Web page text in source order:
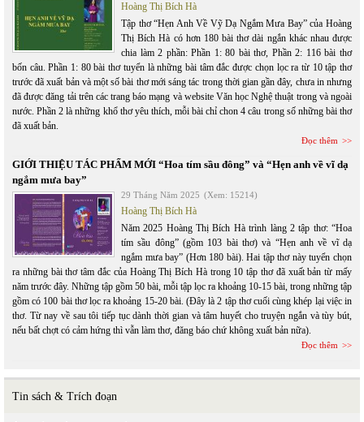
Hoàng Thị Bích Hà
Tập thơ “Hẹn Anh Về Vỹ Dạ Ngắm Mưa Bay” của Hoàng
Thị Bích Hà có hơn 180 bài thơ dài ngắn khác nhau được
chia làm 2 phần: Phần 1: 80 bài thơ, Phần 2: 116 bài thơ
bốn câu. Phần 1: 80 bài thơ tuyển là những bài tâm đắc được chọn lọc ra từ 10 tập thơ
trước đã xuất bản và một số bài thơ mới sáng tác trong thời gian gần đây, chưa in nhưng
đã được đăng tải trên các trang báo mạng và website Văn học Nghệ thuật trong và ngoài
nước. Phần 2 là những khổ thơ yêu thích, mỗi bài chỉ chon 4 câu trong số những bài thơ
đã xuất bản.
Đọc thêm
GIỚI THIỆU TÁC PHẨM MỚI “Hoa tím sầu đông” và “Hẹn anh về vĩ dạ
ngắm mưa bay”
29 Tháng Năm 2025 (Xem: 15214)
Hoàng Thị Bích Hà
Năm 2025 Hoàng Thị Bích Hà trình làng 2 tập thơ: “Hoa
tím sầu đông” (gồm 103 bài thơ) và “Hẹn anh về vĩ dạ
ngắm mưa bay” (Hơn 180 bài). Hai tập thơ này tuyển chọn
ra những bài thơ tâm đắc của Hoàng Thị Bích Hà trong 10 tập thơ đã xuất bản từ mấy
năm trước đây. Những tập gồm 50 bài, mỗi tập lọc ra khoảng 10-15 bài, trong những tập
gồm có 100 bài thơ lọc ra khoảng 15-20 bài. (Đây là 2 tập thơ cuối cùng khép lại việc in
thơ. Từ nay về sau tôi tiếp tục dành thời gian và tâm huyết cho truyện ngắn và tùy bút,
nếu bất chợt có cảm hứng thì vẫn làm thơ, đăng báo chứ không xuất bản nữa).
Đọc thêm
Tin sách & Trích đoạn